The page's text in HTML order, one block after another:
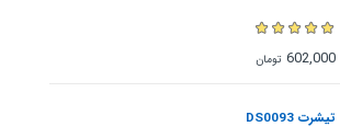
602,000 تومان
تیشرت DS0093